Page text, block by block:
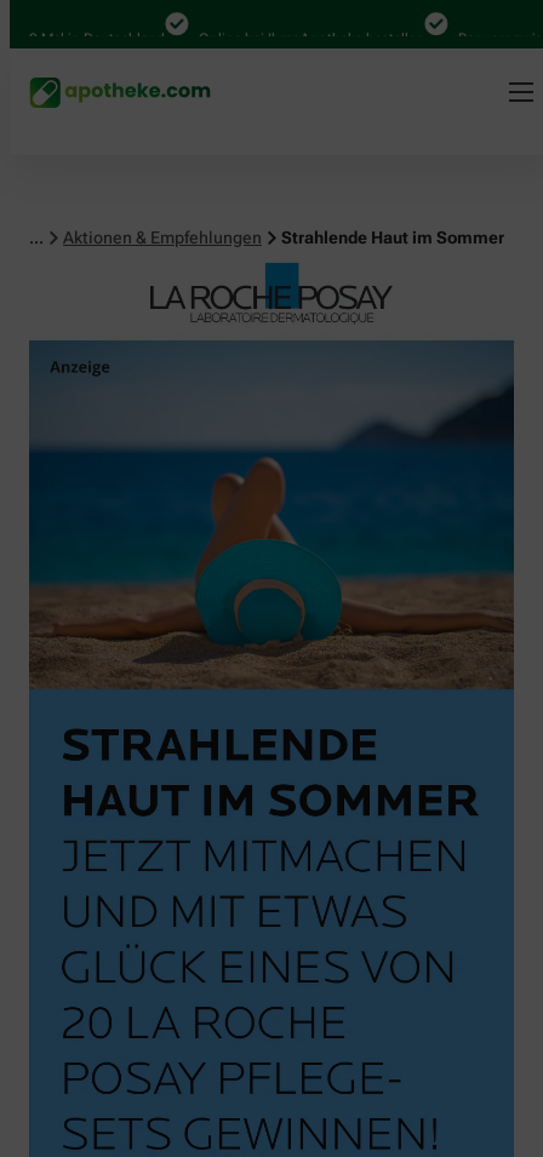
in Deutschland Online bei Ihrer Apotheke bestellen Bequem
... Aktionen & Empfehlungen Strahlende Haut im Sommer